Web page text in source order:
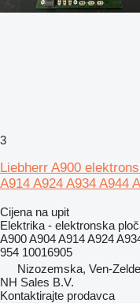
3
Liebherr A900
A914 A924 A934 A944
Cijena na upit
Elektrika - elektronska
A900 A904 A914 A924
954 10016905
Nizozemska, Ven-
NH Sales B.V.
Kontaktirajte prodavca